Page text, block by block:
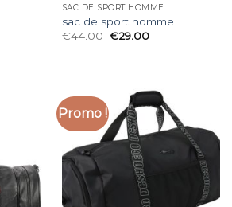
SAC DE SPORT HOMME
sac de sport homme
€44.00 €29.00
Promo !